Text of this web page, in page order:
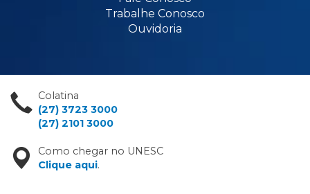
Trabalhe Conosco
Ouvidoria
Colatina
(27) 3723 3000
(27) 2101 3000
Como chegar no UNESC
Clique aqui.